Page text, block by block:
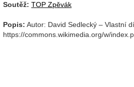
Soutěž: TOP Zpěvák
Popis: Autor: David Sedlecký – Vlastní
https://commons.wikimedia.org/w/